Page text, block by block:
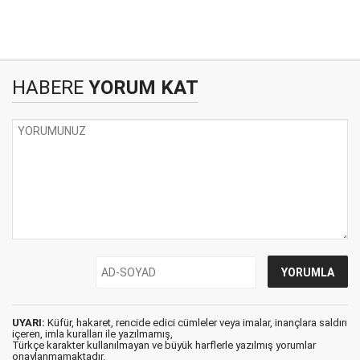
HABERE YORUM KAT
UYARI: Küfür, hakaret, rencide edici cümleler veya imalar, inançlara saldırı
içeren, imla kuralları ile yazılmamış,
Türkçe karakter kullanılmayan ve büyük harflerle yazılmış yorumlar
onaylanmamaktadır.